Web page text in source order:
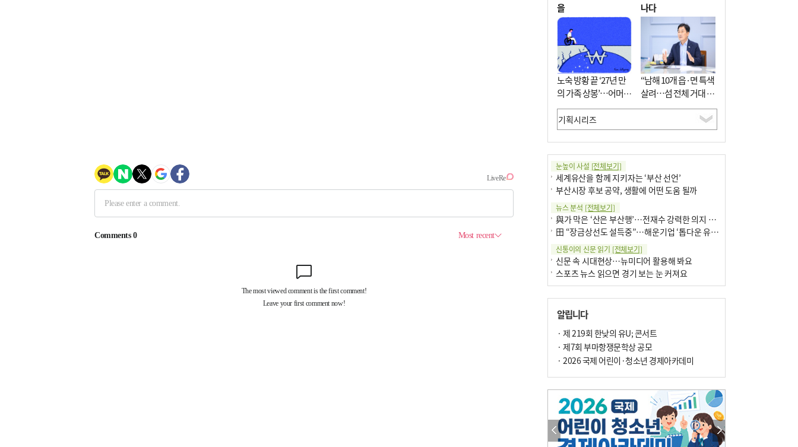
을
노숙 방황 끝 ‘27년 만
의 가족 상봉’…어머니
와 행복 꿈꿔
나다
“남해 10개 읍·면 특색
살려…섬 전체 거대 정
원으로 조성”
눈높이 사설 [전체보기]
세계유산을 함께 지키자는 ‘부산 선언’
부산시장 후보 공약, 생활에 어떤 도움 될까
뉴스 분석 [전체보기]
與가 막은 ‘산은 부산행’…전재수 강력한 의지 표명 없인 공염불
田 “장금상선도 설득중”…해운기업 ‘톱다운 유치전’ 가속
신통이의 신문 읽기 [전체보기]
신문 속 시대현상…뉴미디어 활용해 봐요
스포츠 뉴스 읽으면 경기 보는 눈 커져요
구·군 승진 축하화분 관행 없애자니 소상공인 울상
팩트체크[전체보기]
의령 한우산 털중나리
한 손 뉴스[전체보기]
시민이 개발한 폭염 대응 앱 ‘그늘로’ 길안내 지도 등 인기
골목 맛집 발굴 고메 셀렉션…부산시, 페스티벌 시월 연계
알립니다
· 제 219회 한낮의 유U; 콘서트
· 제7회 부마항쟁문학상 공모
· 2026 국제 어린이·청소년 경제아카데미